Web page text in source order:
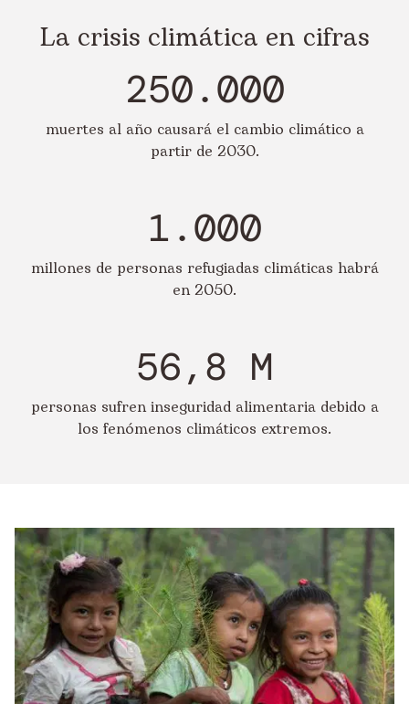
La crisis climática en cifras
250.000
muertes al año causará el cambio climático a
partir de 2030.
1.000
millones de personas refugiadas climáticas habrá
en 2050.
56,8 M
personas sufren inseguridad alimentaria debido a
los fenómenos climáticos extremos.